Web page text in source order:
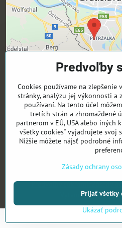
Sledujte nás
Activeyouthsk -Fb
Activeyouthsk -Ig
2026
Predvoľby súkromiaZásady
Vytvorené
Predvoľby
Cookies používame na zlepšenie
stránky, analýzu jej výkonnosti a
používaní. Na tento účel
tretích strán a zhromaždené
partnerom v EÚ, USA alebo iných
všetky cookies“ vyjadrujete svoj
Nižšie môžete nájsť podrobné
Zásady ochrany
Ukázať
Prijať všetky